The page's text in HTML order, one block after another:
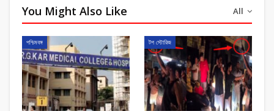
All
You Might Also Like
পশ্চিমবঙ্গ টপ স্টোরিজ